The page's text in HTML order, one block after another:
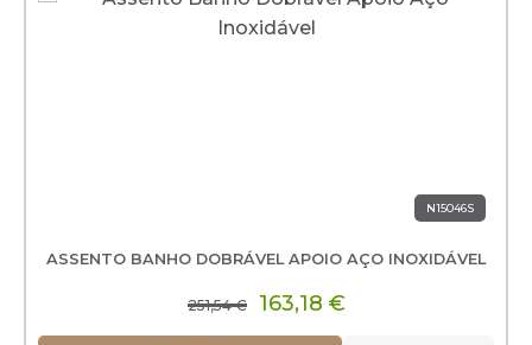
N15046S
ASSENTO BANHO DOBRÁVEL APOIO AÇO INOXIDÁVEL
251,54 € 163,18 €